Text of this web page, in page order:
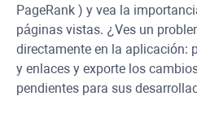
PageRank ) y vea la
páginas vistas. ¿Ves un
directamente en la aplicación:
y enlaces y exporte los
pendientes para sus